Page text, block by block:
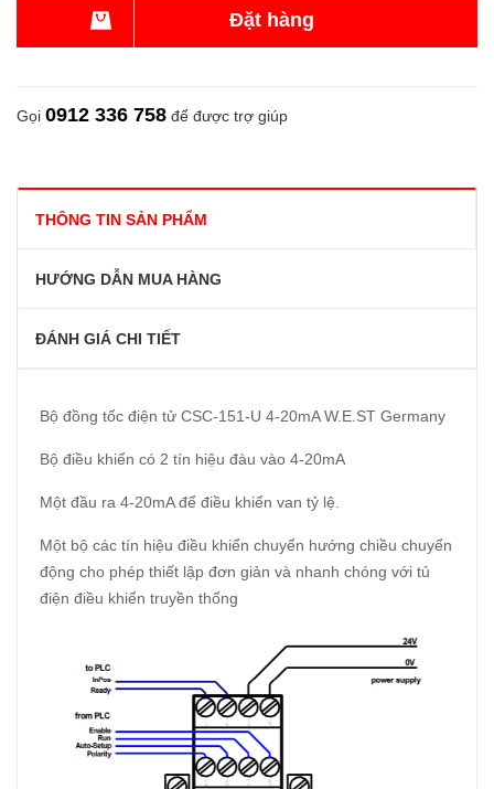
Đặt hàng
Gọi 0912 336 758 để được trợ giúp
THÔNG TIN SẢN PHẨM
HƯỚNG DẪN MUA HÀNG
ĐÁNH GIÁ CHI TIẾT
Bộ đồng tốc điện tử CSC-151-U 4-20mA W.E.ST Germany
Bộ điều khiển có 2 tín hiệu đàu vào 4-20mA
Một đầu ra 4-20mA để điều khiển van tỷ lệ.
Một bộ các tín hiệu điều khiển chuyển hướng chiều chuyển
động cho phép thiết lập đơn giản và nhanh chóng với tủ
điện điều khiển truyền thống